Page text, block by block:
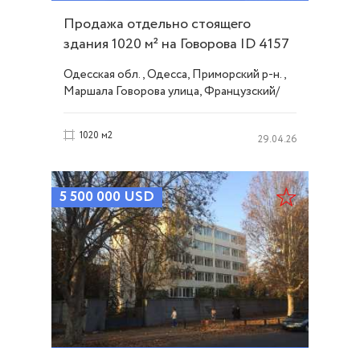
Продажа отдельно стоящего
здания 1020 м² на Говорова ID 4157
Одесская обл., Одесса, Приморский р-н.,
Маршала Говорова улица, Французский/
1020 м2 29.04.26
5 500 000 USD